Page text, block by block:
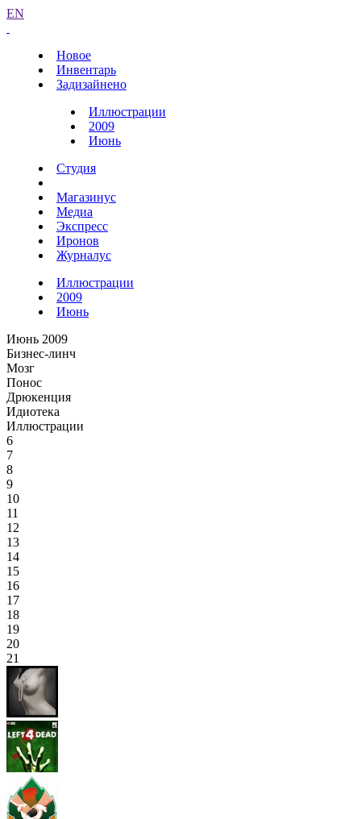
EN
Новое
Инвентарь
Задизайнено
Иллюстрации
2009
Июнь
Студия
Магазинус
Медиа
Экспресс
Иронов
Журналус
Иллюстрации
2009
Июнь
Июнь 2009
Бизнес-линч
Мозг
Понос
Дрюкенция
Идиотека
Иллюстрации
6
7
8
9
10
11
12
13
14
15
16
17
18
19
20
21